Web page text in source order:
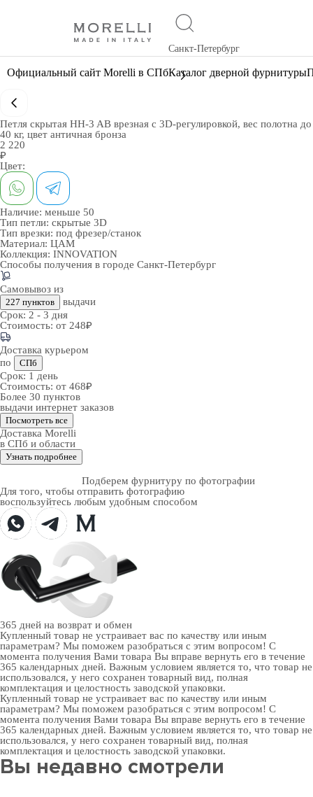
Санкт-Петербург
Официальный сайт Morelli в СПбКаталог дверной фурнитуры
Петля скрытая HH-3 AB врезная с 3D-регулировкой, вес полотна до
40 кг, цвет античная бронза
2 220
₽
Цвет:
Наличие: меньше 50
Тип петли: скрытые 3D
Тип врезки: под фрезер/станок
Материал: ЦАМ
Коллекция: INNOVATION
Способы получения в городе Санкт-Петербург
Самовывоз из
227 пунктов
выдачи
Срок: 2 - 3 дня
Стоимость: от 248₽
Доставка курьером
по
СПб
Срок: 1 день
Стоимость: от 468₽
Более 30 пунктов
выдачи интернет заказов
Посмотреть все
Доставка Morelli
в СПб и области
Узнать подробнее
Подберем фурнитуру по фотографии
Для того, чтобы отправить фотографию
воспользуйтесь любым удобным способом
365 дней на возврат и обмен
Купленный товар не устраивает вас по качеству или иным
параметрам? Мы поможем разобраться с этим вопросом! С
момента получения Вами товара Вы вправе вернуть его в течение
365 календарных дней. Важным условием является то, что товар не
использовался, у него сохранен товарный вид, полная
комплектация и целостность заводской упаковки.
Купленный товар не устраивает вас по качеству или иным
параметрам? Мы поможем разобраться с этим вопросом! С
момента получения Вами товара Вы вправе вернуть его в течение
365 календарных дней. Важным условием является то, что товар не
использовался, у него сохранен товарный вид, полная
комплектация и целостность заводской упаковки.
Вы недавно смотрели